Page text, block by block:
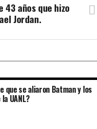
43 años que hizo
Jordan.
que se aliaron Batman y los
UANL?